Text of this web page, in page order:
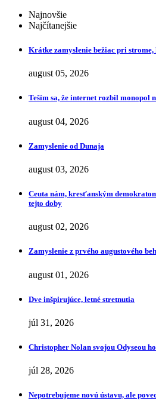
Najnovšie
Najčítanejšie
Krátke zamyslenie bežiac pri
august 05, 2026
Teším sa, že internet rozbil monopol
august 04, 2026
Zamyslenie od Dunaja
august 03, 2026
Ceuta nám, kresťanským
tejto doby
august 02, 2026
Zamyslenie z prvého augustového
august 01, 2026
Dve inšpirujúce, letné stretnutia
júl 31, 2026
Christopher Nolan svojou Odyseou
júl 28, 2026
Nepotrebujeme novú ústavu, ale